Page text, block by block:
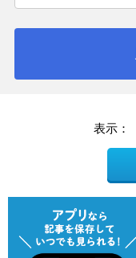
表示：